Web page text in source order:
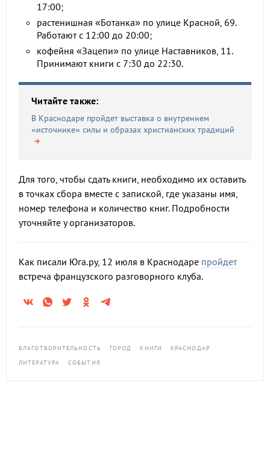
17:00;
растенишная «Ботанка» по улице Красной, 69.
Работают с 12:00 до 20:00;
кофейня «Зацепи» по улице Наставников, 11.
Принимают книги с 7:30 до 22:30.
Читайте также:
В Краснодаре пройдет выставка о внутреннем
«источнике» силы и образах христианских традиций
Для того, чтобы сдать книги, необходимо их оставить
в точках сбора вместе с запиской, где указаны имя,
номер телефона и количество книг. Подробности
уточняйте у организаторов.
Как писали Юга.ру, 12 июля в Краснодаре пройдет
встреча французского разговорного клуба.
БЛАГОТВОРИТЕЛЬНОСТЬ ГОРОД КНИГИ
КРАСНОДАР
ЛИТЕРАТУРА
СОБЫТИЯ